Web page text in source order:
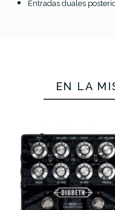
Entradas duales
EN LA